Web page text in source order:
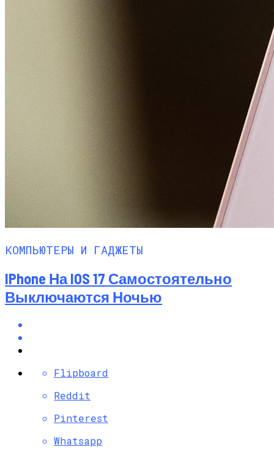
КОМПЬЮТЕРЫ И ГАДЖЕТЫ
IPhone На IOS 17 Самостоятельно
Выключаются Ночью
Flipboard
Reddit
Pinterest
Whatsapp